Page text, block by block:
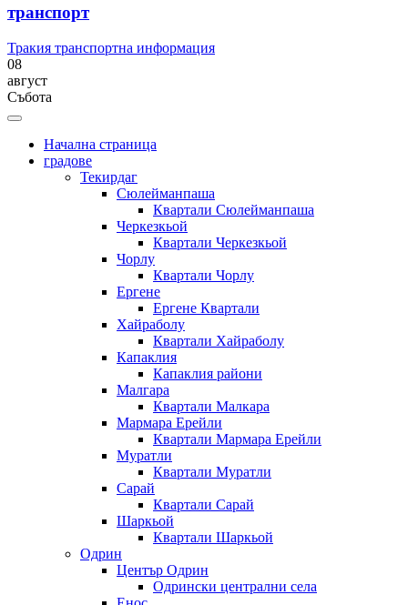
транспорт
Тракия транспортна информация
08
август
Събота
Начална страница
градове
Текирдаг
Сюлейманпаша
Квартали Сюлейманпаша
Черкезкьой
Квартали Черкезкьой
Чорлу
Квартали Чорлу
Ергене
Ергене Квартали
Хайраболу
Квартали Хайраболу
Капаклия
Капаклия райони
Малгара
Квартали Малкара
Мармара Ерейли
Квартали Мармара Ерейли
Муратли
Квартали Муратли
Сарай
Квартали Сарай
Шаркьой
Квартали Шаркьой
Одрин
Център Одрин
Одрински централни села